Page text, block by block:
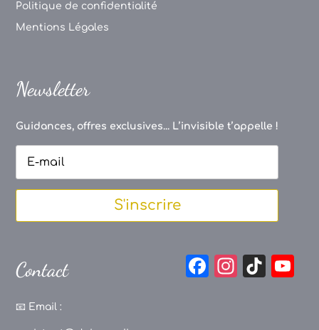
Politique de confidentialité
Mentions Légales
Newsletter
Guidances, offres exclusives... L’invisible t’appelle !
S'inscrire
Contact
📧 Email :
F
In
Ti